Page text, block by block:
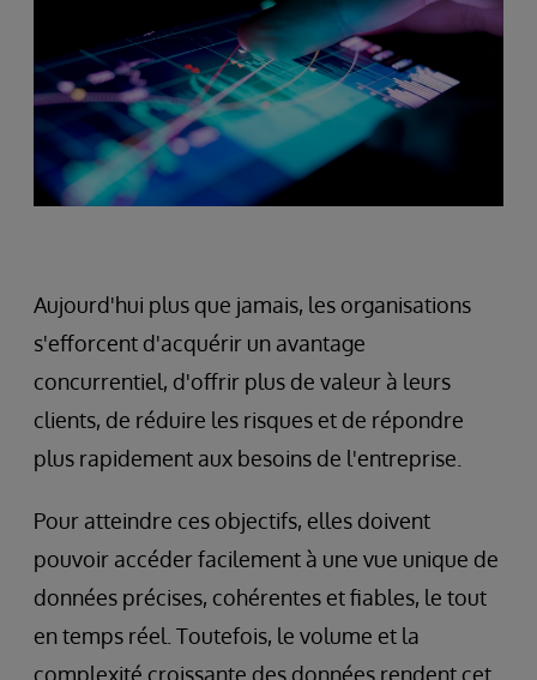
Aujourd'hui plus que jamais, les organisations
s'efforcent d'acquérir un avantage
concurrentiel, d'offrir plus de valeur à leurs
clients, de réduire les risques et de répondre
plus rapidement aux besoins de l'entreprise.
Pour atteindre ces objectifs, elles doivent
pouvoir accéder facilement à une vue unique de
données précises, cohérentes et fiables, le tout
en temps réel. Toutefois, le volume et la
complexité croissante des données rendent cet